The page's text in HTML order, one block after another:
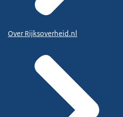
Over Rijksoverheid.nl